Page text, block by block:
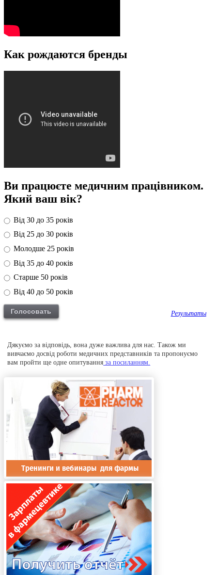
Как рождаются бренды
Ви працюєте медичним працівником.
Який ваш вік?
Від 30 до 35 років
Від 25 до 30 років
Молодше 25 років
Від 35 до 40 років
Старше 50 років
Від 40 до 50 років
Результаты
Дякуємо за відповідь, вона дуже важлива для нас. Також ми
вивчаємо досвід роботи медичних представників та пропонуємо
вам пройти ще одне опитування за посиланням.